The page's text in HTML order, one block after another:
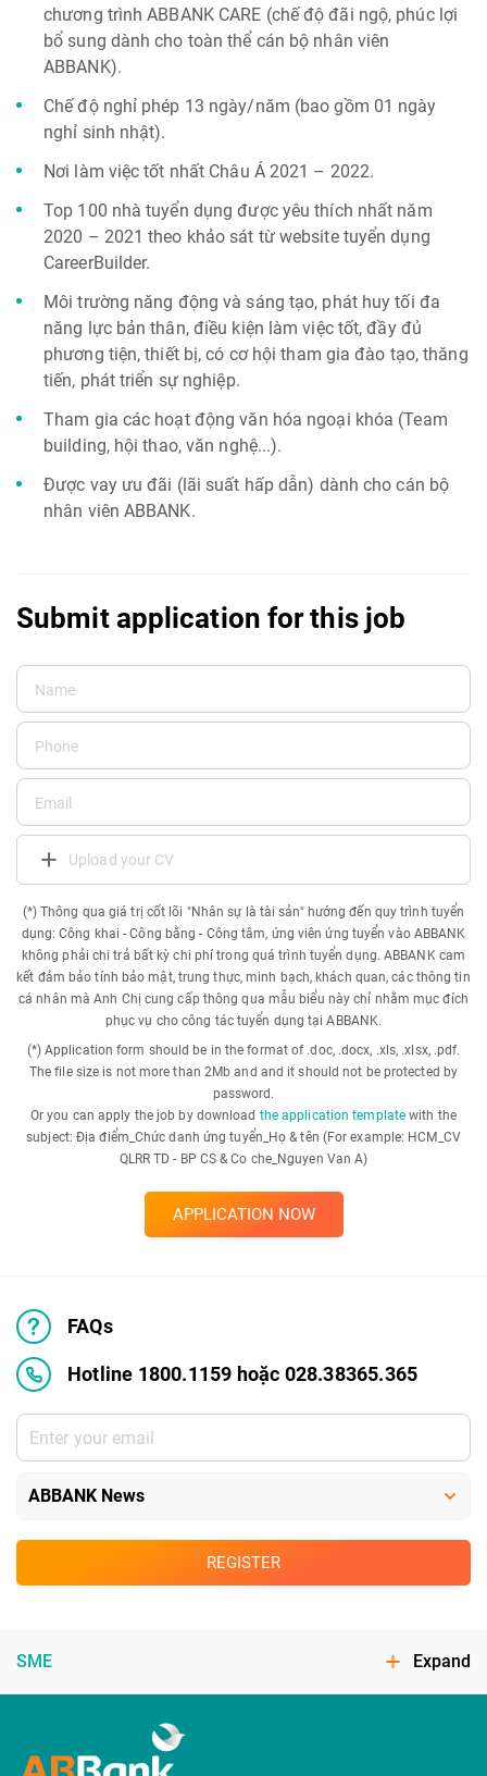
chương trình ABBANK CARE (chế độ đãi ngộ, phúc lợi
bổ sung dành cho toàn thể cán bộ nhân viên
ABBANK).
Chế độ nghỉ phép 13 ngày/năm (bao gồm 01 ngày
nghỉ sinh nhật).
Nơi làm việc tốt nhất Châu Á 2021 – 2022.
Top 100 nhà tuyển dụng được yêu thích nhất năm
2020 – 2021 theo khảo sát từ website tuyển dụng
CareerBuilder.
Môi trường năng động và sáng tạo, phát huy tối đa
năng lực bản thân, điều kiện làm việc tốt, đầy đủ
phương tiện, thiết bị, có cơ hội tham gia đào tạo, thăng
tiến, phát triển sự nghiệp.
Tham gia các hoạt động văn hóa ngoại khóa (Team
building, hội thao, văn nghệ...).
Được vay ưu đãi (lãi suất hấp dẫn) dành cho cán bộ
nhân viên ABBANK.
Submit application for this job
Upload your CV
(*) Thông qua giá trị cốt lõi "Nhân sự là tài sản" hướng đến quy trình tuyển
dụng: Công khai - Công bằng - Công tâm, ứng viên ứng tuyển vào ABBANK
không phải chi trả bất kỳ chi phí trong quá trình tuyển dụng. ABBANK cam
kết đảm bảo tính bảo mật, trung thực, minh bạch, khách quan, các thông tin
cá nhân mà Anh Chị cung cấp thông qua mẫu biểu này chỉ nhằm mục đích
phục vụ cho công tác tuyển dụng tại ABBANK.
(*) Application form should be in the format of .doc, .docx, .xls, .xlsx, .pdf.
The file size is not more than 2Mb and and it should not be protected by
password.
Or you can apply the job by download the application template with the
subject: Địa điểm_Chức danh ứng tuyển_Họ & tên (For example: HCM_CV
QLRR TD - BP CS & Co che_Nguyen Van A)
APPLICATION NOW
FAQs
Hotline 1800.1159 hoặc 028.38365.365
REGISTER
SME Expand